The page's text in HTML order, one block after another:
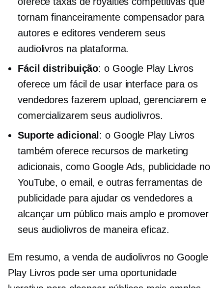
tornam financeiramente compensador para
autores e editores venderem seus
audiolivros na plataforma.
Fácil distribuição: o Google Play Livros
oferece um fácil de usarinterface para os
vendedores fazerem upload, gerenciarem e
comercializarem seus audiolivros.
Suporte adicional : o Google Play Livros
também oferece recursos de marketing
adicionais, como Google Ads, publicidade no
YouTube,o email, e outras ferramentas de
publicidade para ajudar os vendedores a
alcançar um público mais amplo e promover
seus audiolivros de maneira eficaz.
Em resumo, a venda de audiolivros no Google
Play Livros pode ser uma oportunidade